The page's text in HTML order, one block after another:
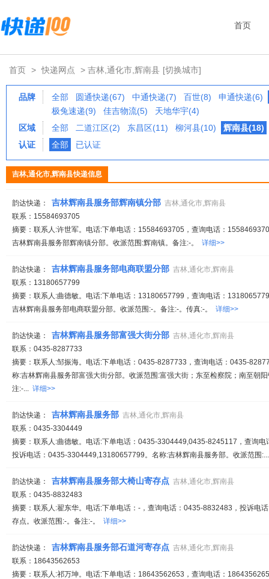
首页
首页 > 快递网点 > 吉林,通化市,辉南县 [切换城市]
品牌 全部 圆通快递(67) 中通快递(7) 百世(8)
申通快递(6)
极兔速递(9)
佳吉物流(5)
天地华宇(4)
区域
全部 二道江区(2) 东昌区(11) 柳河县(10)
辉南县(18)
认证
全部 已认证
吉林,通化市,辉南县快递信息
韵达快递： 吉林辉南县服务部辉南镇分部 吉林,通化市,辉南县
联系：15584693705
摘要：联系人:许世军。电话:下单电话：15584693705，查询电话：
吉林辉南县服务部辉南镇分部。收派范围:辉南镇。备注:-。 详细>>
韵达快递： 吉林辉南县服务部电商联盟分部 吉林,通化市,辉南县
联系：13180657799
摘要：联系人:曲德敏。电话:下单电话：13180657799，查询电话：
吉林辉南县服务部电商联盟分部。收派范围:-。备注:-。传真:-。 详细>>
韵达快递： 吉林辉南县服务部富强大街分部 吉林,通化市,辉南县
联系：0435-8287733
摘要：联系人:邹振海。电话:下单电话：0435-8287733，查询电话：0435-
称:吉林辉南县服务部富强大街分部。收派范围:富强大街；东至检察院；南至朝
注:-... 详细>>
韵达快递： 吉林辉南县服务部 吉林,通化市,辉南县
联系：0435-3304449
摘要：联系人:曲德敏。电话:下单电话：0435-3304449,0435-8245117，查询
投诉电话：0435-3304449,13180657799。名称:吉林辉南县服务部。收派范围
韵达快递： 吉林辉南县服务部大椅山寄存点 吉林,通化市,辉南县
联系：0435-8832483
摘要：联系人:翟东华。电话:下单电话：-，查询电话：0435-8832483，投诉电
存点。收派范围:-。备注:-。 详细>>
韵达快递： 吉林辉南县服务部石道河寄存点 吉林,通化市,辉南县
联系：18643562653
摘要：联系人:祁万坤。电话:下单电话：18643562653，查询电话：